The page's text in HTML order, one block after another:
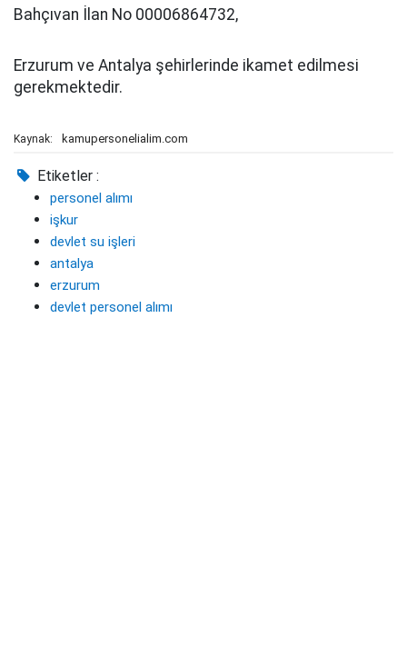
Bahçıvan İlan No 00006864732,
Erzurum ve Antalya şehirlerinde ikamet edilmesi
gerekmektedir.
Kaynak: kamupersonelialim.com
Etiketler :
personel alımı
işkur
devlet su işleri
antalya
erzurum
devlet personel alımı